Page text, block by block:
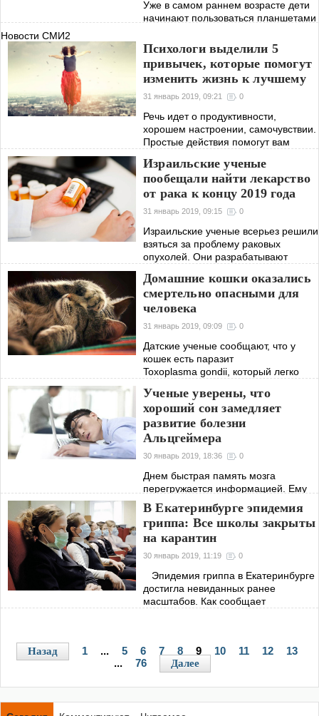
Уже в самом раннем возрасте дети
начинают пользоваться планшетами
мультики, играют. Производители
телефонов и других гаджетов
уверяют в том, что это безопасно, но
это не так.
Новости СМИ2
Психологи выделили 5
привычек, которые помогут
изменить жизнь к лучшему
31 январь 2019, 09:21 0
Речь идет о продуктивности,
хорошем настроении, самочувствии.
Простые действия помогут вам
целеустремлённым и счастливее во
всех аспектах.
Израильские ученые
пообещали найти лекарство
от рака к концу 2019 года
31 январь 2019, 09:15 0
Израильские ученые всерьез решили
взяться за проблему раковых
опухолей. Они разрабатывают
могло бы иметь минимальное
количество негативных последствий
для организма
Домашние кошки оказались
смертельно опасными для
человека
31 январь 2019, 09:09 0
Датские ученые сообщают, что у
кошек есть паразит
Toxoplasma gondii, который легко
Последствия такого заражения могут
быть самыми печальными и
опасными.
Ученые уверены, что
хороший сон замедляет
развитие болезни
Альцгеймера
30 январь 2019, 18:36 0
Днем быстрая память мозга
перегружается информацией. Ему
нужен отдых и перезагрузка. Ученые
из США заявили о том, что
полезность хорошего сна гораздо
выше, чем казалось ранее.
В Екатеринбурге эпидемия
гриппа: Все школы закрыты
на карантин
30 январь 2019, 11:19 0
Эпидемия гриппа в Екатеринбурге
достигла невиданных ранее
масштабов. Как сообщает
города с 30 января 2019 года
Назад 1 ... 5 6 7 8 9 10 11 12
13
...
76 Далее